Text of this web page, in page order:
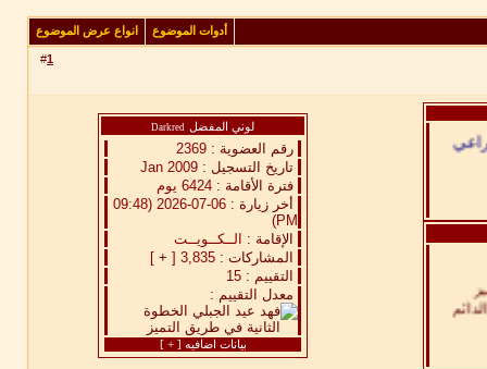
أدوات الموضوع انواع عرض الموضوع
#1
لوني المفضل Darkred
رقم العضوية : 2369
تاريخ التسجيل : Jan 2009
فترة الأقامة : 6424 يوم
أخر زيارة :
06-07-2026 (09:48
PM)
الإقامة : الــكــويــت
المشاركات : 3,835 [
+
]
التقييم : 15
معدل التقييم :
بيانات اضافيه [+
]